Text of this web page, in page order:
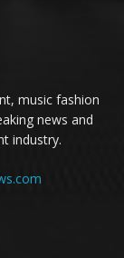
music fashion
news and
industry.